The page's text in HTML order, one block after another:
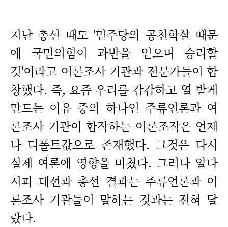
지난 총선 때도 '민주당의 공천학살 때문
에 국민의힘이 과반을 얻으며 승리할
것'이라고 여론조사 기관과 전문가들이 합
창했다. 즉, 요즘 우리를 갑갑하고 열 받게
만드는 이유 중의 하나인 주류언론과 여
론조사 기관이 합작하는 여론조작은 언제
나 디폴트값으로 존재했다. 그것은 다시
실제 여론에 영향을 미쳤다. 그러나 알다
시피 대선과 총선 결과는 주류언론과 여
론조사 기관들이 말하는 것과는 전혀 달
랐다.